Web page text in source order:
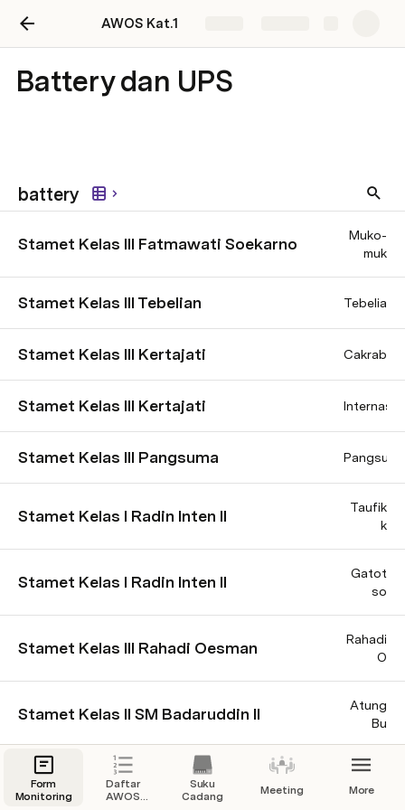
AWOS Kat.1
Battery dan UPS
battery
Stamet Kelas III Fatmawati Soekarno
Muko-
muk
Stamet Kelas III Tebelian Tebelian
Stamet Kelas III Kertajati Cakrabhu
Stamet Kelas III Kertajati Internas
Stamet Kelas III Pangsuma Pangsuma
Stamet Kelas I Radin Inten II
Taufik
k
Stamet Kelas I Radin Inten II
Gatot
so
Stamet Kelas III Rahadi Oesman
Rahadi
O
Stamet Kelas II SM Badaruddin II
Atung
Bu
Stamet Kelas II SM Badaruddin II Silampar
Form
Monitoring
Daftar
AWOS
Suku
Cadang
Meeting More